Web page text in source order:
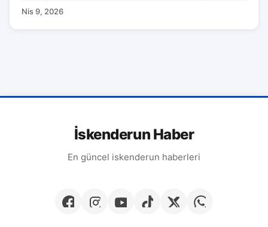
Nis 9, 2026
İskenderun Haber
En güncel iskenderun haberleri